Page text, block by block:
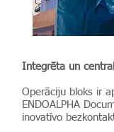
Integrēta un
Operāciju bloks ir
ENDOALPHA
inovatīvo